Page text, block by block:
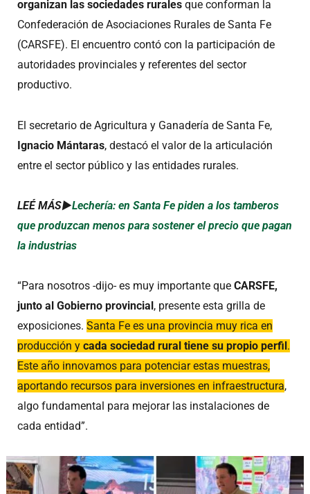
organizan las sociedades rurales que conforman la
Confederación de Asociaciones Rurales de Santa Fe
(CARSFE). El encuentro contó con la participación de
autoridades provinciales y referentes del sector
productivo.
El secretario de Agricultura y Ganadería de Santa Fe,
Ignacio Mántaras, destacó el valor de la articulación
entre el sector público y las entidades rurales.
LEÉ MÁS►Lechería: en Santa Fe piden a los tamberos
que produzcan menos para sostener el precio que pagan
la industrias
“Para nosotros -dijo- es muy importante que CARSFE,
junto al Gobierno provincial, presente esta grilla de
exposiciones. Santa Fe es una provincia muy rica en
producción y cada sociedad rural tiene su propio perfil.
Este año innovamos para potenciar estas muestras,
aportando recursos para inversiones en infraestructura,
algo fundamental para mejorar las instalaciones de
cada entidad”.